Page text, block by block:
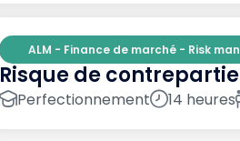
ALM - Finance de marché - Risk
Risque de
Perfectionnement 14 heures